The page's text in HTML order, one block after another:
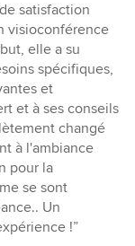
satisfaction
visioconférence
elle a su
spécifiques,
et
et à ses conseils
changé
à l'ambiance
pour la
se sont
Un
!”